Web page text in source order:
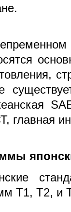
главная
Т1, Т2, и